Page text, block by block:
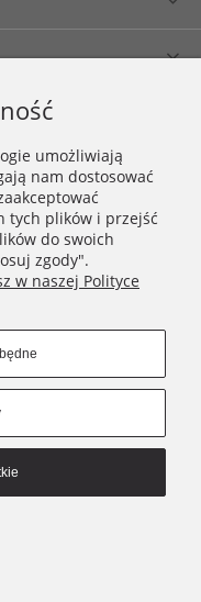
Connect with us
umożliwiają
nam dostosować
tych plików i przejść
do swoich
zgody".
w naszej Polityce